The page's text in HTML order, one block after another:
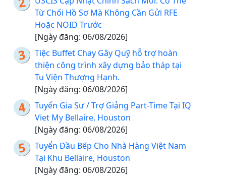
Từ Chối Hồ Sơ Mà Không Cần Gửi RFE
Hoặc NOID Trước
[Ngày đăng: 06/08/2026]
Tiệc Buffet Chay Gây Quỹ hỗ trợ hoàn
thiện công trình xây dựng bảo tháp tại
Tu Viện Thượng Hạnh.
[Ngày đăng: 06/08/2026]
Tuyển Gia Sư / Trợ Giảng Part-Time Tại IQ
Viet My Bellaire, Houston
[Ngày đăng: 06/08/2026]
Tuyển Đầu Bếp Cho Nhà Hàng Việt Nam
Tại Khu Bellaire, Houston
[Ngày đăng: 06/08/2026]